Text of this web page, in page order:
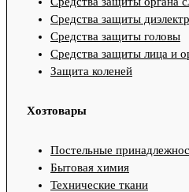
Средства защиты
Средства защиты головы
Средства защиты лица и
Защита коленей
Хозтовары
Постельные
Бытовая химия
Технические ткани